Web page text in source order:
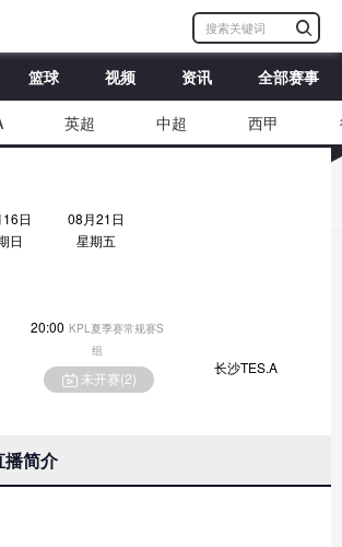
篮球 视频 资讯 全部赛事
英超 中超 西甲
日
日
08月21日
星期五
20:00 KPL夏季赛常规赛S
组
长沙TES.A
未开赛(2)
播简介